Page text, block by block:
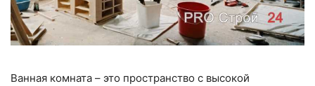
Ванная комната – это пространство с высокой